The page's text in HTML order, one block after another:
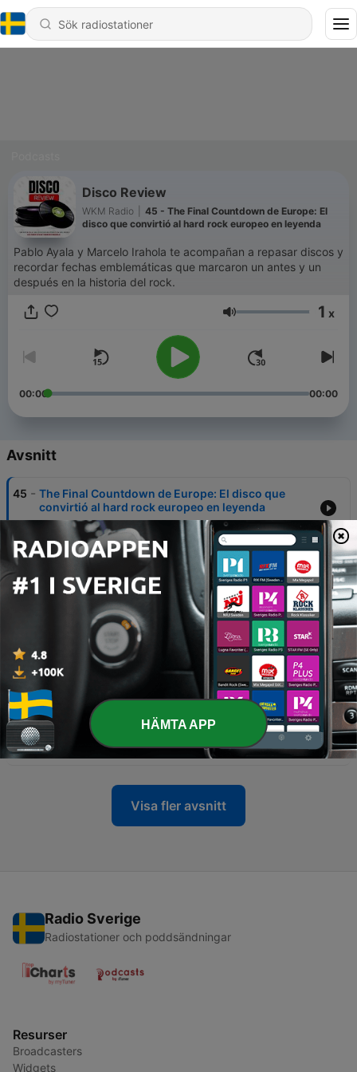
Disco Review
WKM Radio
45 - The Final Countdown de Europe: El
disco que convirtió al hard rock europeo en leyenda
Pablo Ayala y Marcelo Irahola te acompañan a repasar discos y
recordar fechas emblemáticas que marcaron un antes y un
después en la historia del rock.
Volym 1 x
00:00 00:00
Avsnitt
45 - The Final Countdown de Europe: El disco que
convirtió al hard rock europeo en leyenda
27 Maj 2026
44 - Master of Puppets: la cumbre creativa de Metallica
08 Mar 2026
“Hybrid Theory” de Linkin Park: el grito de
desahogo que marcó a una generación
42 - El arriesgado regreso de Linkin Park con 'From
16 Nov 2024
41 - 'Stay Hungry': El disco definitivo de Twisted Sister
12 Maj 2024
Visa fler avsnitt
Radio Sverige
Radiostationer och poddsändningar
Resurser
Broadcasters
Widgets
HÄMTA APP